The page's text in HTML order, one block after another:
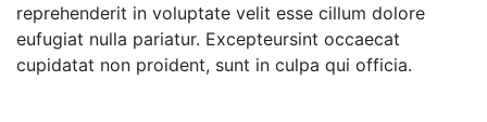
reprehenderit in voluptate velit esse cillum dolore
eufugiat nulla pariatur. Excepteursint occaecat
cupidatat non proident, sunt in culpa qui officia.